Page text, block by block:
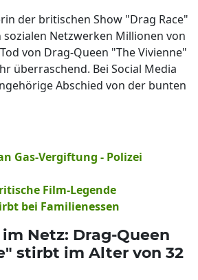
der britischen Show "Drag Race"
Netzwerken Millionen von
von Drag-Queen "The Vivienne"
überraschend. Bei Social Media
Abschied von der bunten
Gas-Vergiftung - Polizei
Film-Legende
bei Familienessen
Netz: Drag-Queen
stirbt im Alter von 32